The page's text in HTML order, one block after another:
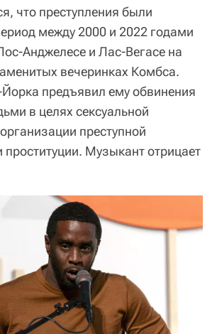
что преступления были
между 2000 и 2022 годами
Анджелесе и Лас-Вегасе на
вечеринках Комбса.
предъявил ему обвинения
в целях сексуальной
преступной
проституции. Музыкант отрицает